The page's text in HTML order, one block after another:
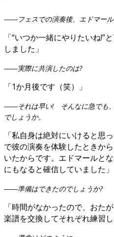
――フェスでの演奏後、エドマール
「“いつか一緒にやりたいね!”
しました」
――実際に共演したのは?
「1か月後です（笑）」
――それは早い! そんなに急でも、
でしょうか。
「私自身は絶対にいけると思
で彼の演奏を体験したときか
いたからです。エドマールと
にもなると確信していました」
――準備はできたのでしょうか?
「時間がなかったので、おた
楽譜を交換してそれぞれ練習